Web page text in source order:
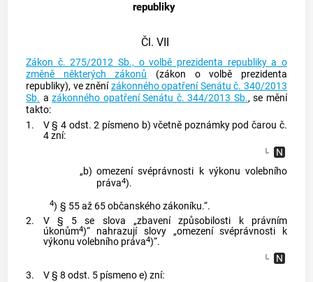
republiky
Čl. VII
Zákon č. 275/2012 Sb., o volbě prezidenta republiky a o
změně některých zákonů (zákon o volbě prezidenta
republiky), ve zněnízákonného opatření Senátu č. 340/2013
Sb. azákonného opatření Senátu č. 344/2013 Sb., se mění
takto:
1.
V § 4 odst. 2 písmeno b) včetně poznámky pod čarou č.
4 zní:
„b) omezení svéprávnosti k výkonu volebního
práva4).
4) § 55 až 65 občanského zákoníku.“.
2.
V § 5 se slova „zbavení způsobilosti k právním
úkonům4)“ nahrazují slovy „omezení svéprávnosti k
výkonu volebního práva4)“.
3. V § 8 odst. 5 písmeno e) zní: